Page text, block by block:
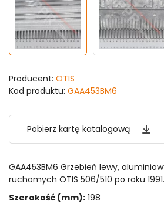
Producent: OTIS
Kod produktu: GAA453BM6
Pobierz kartę katalogową
GAA453BM6 Grzebień lewy,
ruchomych OTIS 506/510 po roku
Szerokość (mm): 198